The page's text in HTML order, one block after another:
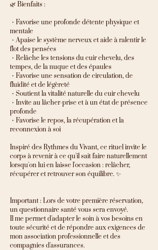
🌿 Bienfaits :
・Favorise une profonde détente physique et
mentale
・Apaise le système nerveux et aide à ralentir le
flot des pensées
・Relâche les tensions du cuir chevelu, des
tempes, de la nuque et des épaules
・Favorise une sensation de circulation, de
fluidité et de légèreté
・Soutient la vitalité naturelle du cuir chevelu
・Invite au lâcher-prise et à un état de présence
profonde
・Favorise le repos, la récupération et la
reconnexion à soi
Inspiré des Rythmes du Vivant, ce rituel invite le
corps à revenir à ce qu'il sait faire naturellement
lorsqu'on lui en laisse l'occasion : relâcher,
récupérer et retrouver son équilibre. ✨
Important : Lors de votre première réservation,
un questionnaire santé vous sera envoyé.
Il me permet d'adapter le soin à vos besoins en
toute sécurité et de répondre aux exigences de
mon association professionnelle et des
compagnies d'assurances.